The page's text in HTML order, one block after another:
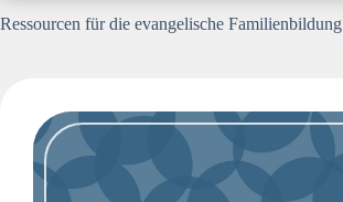
Ressourcen für die evangelische Familienbildung